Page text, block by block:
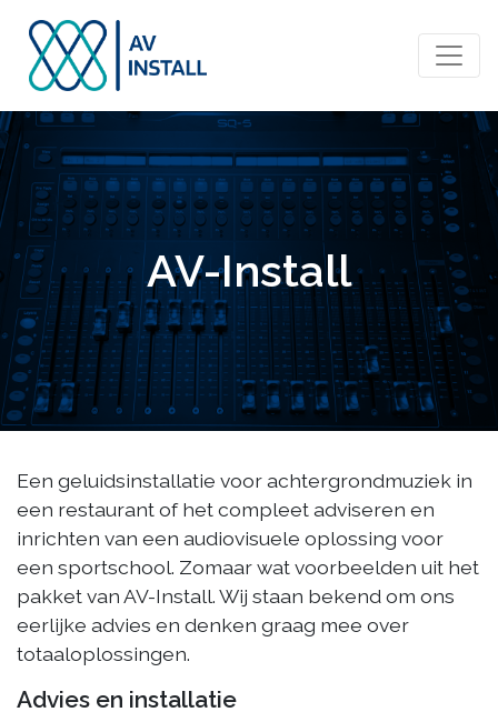
AV-Install
Een geluidsinstallatie voor achtergrondmuziek in
een restaurant of het compleet adviseren en
inrichten van een audiovisuele oplossing voor
een sportschool. Zomaar wat voorbeelden uit het
pakket van AV-Install. Wij staan bekend om ons
eerlijke advies en denken graag mee over
totaaloplossingen.
Advies en installatie